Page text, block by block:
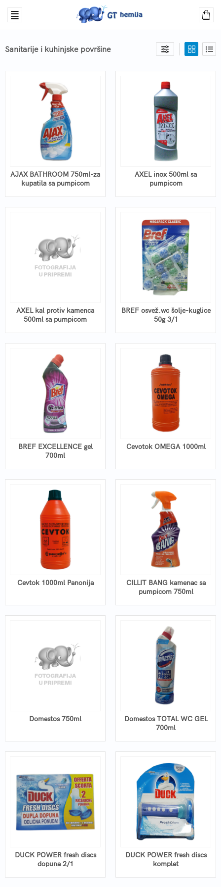
Sanitarije i kuhinjske površine
AJAX BATHROOM 750ml-za
kupatila sa pumpicom
AXEL inox 500ml sa
pumpicom
AXEL kal protiv kamenca
500ml sa pumpicom
BREF osvež.wc šolje-kuglice
50g 3/1
BREF EXCELLENCE gel
700ml
Cevotok OMEGA 1000ml
Cevtok 1000ml Panonija
CILLIT BANG kamenac sa
pumpicom 750ml
Domestos 750ml
Domestos TOTAL WC GEL
700ml
DUCK POWER fresh discs
dopuna 2/1
DUCK POWER fresh discs
komplet